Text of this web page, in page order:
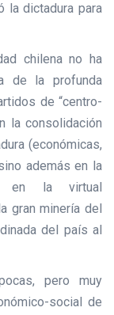
la dictadura para
chilena no ha
de la profunda
de “centro-
la consolidación
(económicas,
además en la
en la virtual
gran minería del
del país al
pero muy
social de